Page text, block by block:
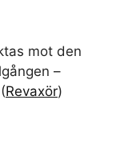
mot den
–
Revaxör)